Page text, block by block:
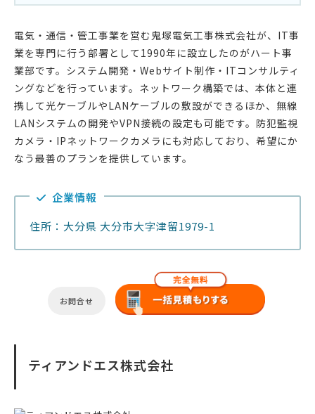
電気・通信・管工事業を営む鬼塚電気工事株式会社が、IT事
業を専門に行う部署として1990年に設立したのがハート事
業部です。システム開発・Webサイト制作・ITコンサルティ
ングなどを行っています。ネットワーク構築では、本体と連
携して光ケーブルやLANケーブルの敷設ができるほか、無線
LANシステムの開発やVPN接続の設定も可能です。防犯監視
カメラ・IPネットワークカメラにも対応しており、希望にか
なう最善のプランを提供しています。
企業情報
住所：大分県 大分市大字津留1979-1
お問合せ
ティアンドエス株式会社